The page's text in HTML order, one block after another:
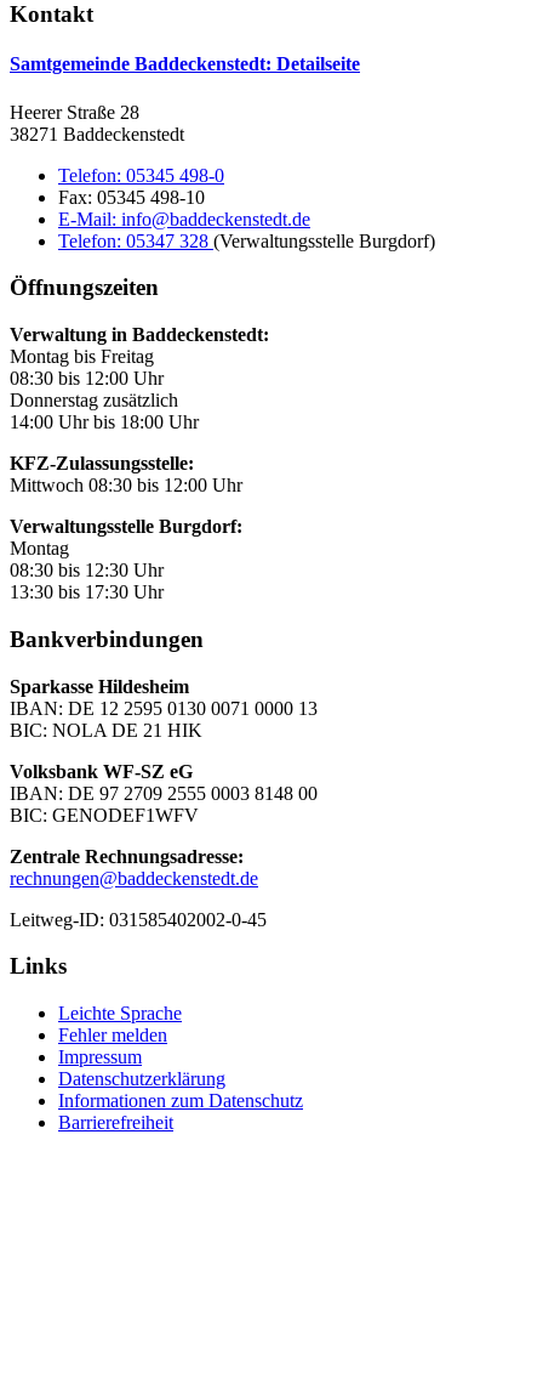
Kontakt
Samtgemeinde Baddeckenstedt: Detailseite
Heerer Straße 28
38271 Baddeckenstedt
Telefon: 05345 498-0
Fax: 05345 498-10
E-Mail: info@baddeckenstedt.de
Telefon: 05347 328 (Verwaltungsstelle Burgdorf)
Öffnungszeiten
Verwaltung in Baddeckenstedt:
Montag bis Freitag
08:30 bis 12:00 Uhr
Donnerstag zusätzlich
14:00 Uhr bis 18:00 Uhr
KFZ-Zulassungsstelle:
Mittwoch 08:30 bis 12:00 Uhr
Verwaltungsstelle Burgdorf:
Montag
08:30 bis 12:30 Uhr
13:30 bis 17:30 Uhr
Bankverbindungen
Sparkasse Hildesheim
IBAN: DE 12 2595 0130 0071 0000 13
BIC: NOLA DE 21 HIK
Volksbank WF-SZ eG
IBAN: DE 97 2709 2555 0003 8148 00
BIC: GENODEF1WFV
Zentrale Rechnungsadresse:
rechnungen@baddeckenstedt.de
Leitweg-ID: 031585402002-0-45
Links
Leichte Sprache
Fehler melden
Impressum
Datenschutzerklärung
Informationen zum Datenschutz
Barrierefreiheit